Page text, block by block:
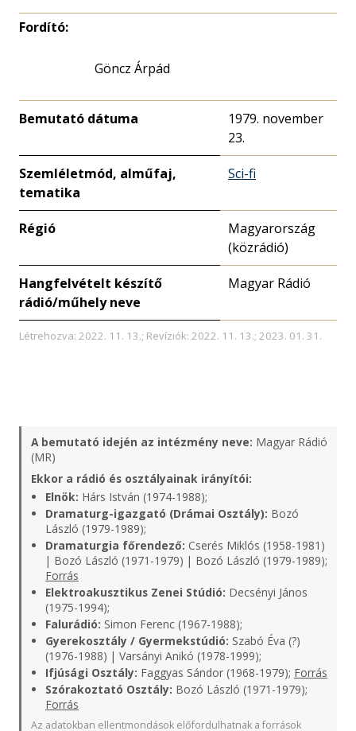
Fordító:
Göncz Árpád
Bemutató dátuma
1979. november
23.
Szemléletmód, alműfaj,
tematika
Sci-fi
Régió
Magyarország
(közrádió)
Hangfelvételt készítő
rádió/műhely neve
Magyar Rádió
Létrehozva: 2022. 11. 13.; Revíziók: 2022. 11. 13.; 2023. 01. 31.
A bemutató idején az intézmény neve: Magyar Rádió
(MR)
Ekkor a rádió és osztályainak irányítói:
Elnök: Hárs István (1974-1988);
Dramaturg-igazgató (Drámai Osztály): Bozó
László (1979-1989);
Dramaturgia főrendező: Cserés Miklós (1958-1981)
| Bozó László (1971-1979) | Bozó László (1979-1989);
Forrás
Elektroakusztikus Zenei Stúdió: Decsényi János
(1975-1994);
Falurádió: Simon Ferenc (1967-1988);
Gyerekosztály / Gyermekstúdió: Szabó Éva (?)
(1976-1988) | Varsányi Anikó (1978-1999);
Ifjúsági Osztály: Faggyas Sándor (1968-1979); Forrás
Szórakoztató Osztály: Bozó László (1971-1979);
Forrás
Az adatokban ellentmondások előfordulhatnak a források